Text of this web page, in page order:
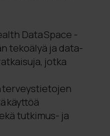
Data Space -
tekoälyä ja data-
jotka
terveystietojen
käyttöä
tutkimus- ja